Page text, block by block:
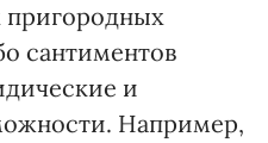
сантиментов
и
Например,